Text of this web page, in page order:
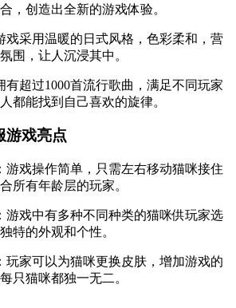
，创造出全新的游戏体验。
戏采用温暖的日式风格，色彩柔和，营
围，让人沉浸其中。
有超过1000首流行歌曲，满足不同玩家
都能找到自己喜欢的旋律。
游戏亮点
游戏操作简单，只需左右移动猫咪接住
所有年龄层的玩家。
游戏中有多种不同种类的猫咪供玩家选
特的外观和个性。
玩家可以为猫咪更换皮肤，增加游戏的
只猫咪都独一无二。